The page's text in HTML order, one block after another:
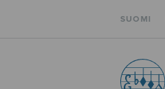
SUOMI